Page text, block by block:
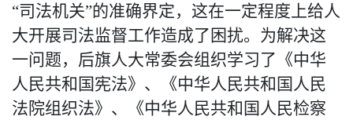
“司法机关”的准确界定，这在一定程度上给人
大开展司法监督工作造成了困扰。为解决这
一问题，后旗人大常委会组织学习了《中华
人民共和国宪法》、《中华人民共和国人民
法院组织法》、《中华人民共和国人民检察